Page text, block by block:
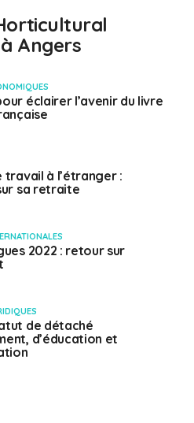
Angers
éclairer l’avenir du livre
travail à l’étranger :
sa retraite
2022 : retour sur
de détaché
d’éducation et